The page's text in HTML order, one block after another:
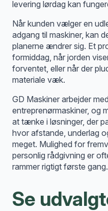
levering lørdag kan
Når kunden vælger en
adgang til maskiner, kan
planerne ændrer sig. Et
formiddag, når jorden
forventet, eller når der
materiale væk.
GD Maskiner arbejder
entreprenørmaskiner, og
at tænke i løsninger, der
hvor afstande, underlag
meget. Mulighed for
personlig rådgivning er
rammer rigtigt første gang.
Se